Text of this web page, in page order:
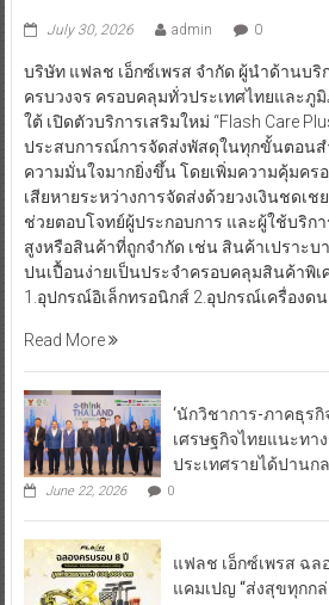
July 30, 2026 admin 0
บริษัท แฟลช เอ็กซ์เพรส จำกัด ผู้นำด้านบ
ครบวงจร ครอบคลุมทั่วประเทศไทยและภูมิ
ใต้ เปิดตัวบริการเสริมใหม่ “Flash Care
ประสบการณ์การจัดส่งพัสดุในทุกขั้นตอนส
ความมั่นใจมากยิ่งขึ้น โดยเพิ่มความคุ้มค
เสียหายระหว่างการจัดส่งด้วยวงเงินชดเช
ช่วยตอบโจทย์ผู้ประกอบการ และผู้ใช้บริก
สูงหรือสินค้าที่ถูกจำกัด เช่น สินค้าเปราะบ
ปนเปื้อนง่ายเป็นประจำครอบคลุมสินค้าพิเ
1.อุปกรณ์อิเล็กทรอนิกส์ 2.อุปกรณ์เครื่องด
Read More
‘นักวิชาการ-ภาคธุรกิ
เศรษฐกิจไทยแนะทา
ประเทศรายได้ปานก
June 22, 2026 0
แฟลช เอ็กซ์เพรส ฉล
แคมเปญ “ส่งสุขทุกก